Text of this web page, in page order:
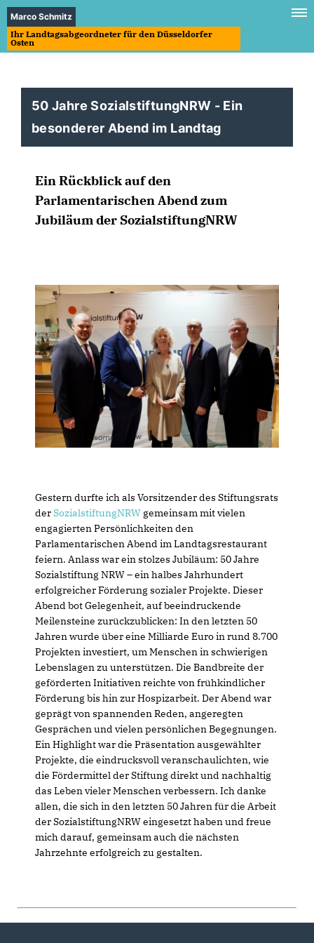
Marco Schmitz
Ihr Landtagsabgeordneter für den Düsseldorfer
Osten
50 Jahre SozialstiftungNRW - Ein
besonderer Abend im Landtag
Ein Rückblick auf den
Parlamentarischen Abend zum
Jubiläum der SozialstiftungNRW
Gestern durfte ich als Vorsitzender des Stiftungsrats
derSozialstiftungNRW gemeinsam mit vielen
engagierten Persönlichkeiten den
Parlamentarischen Abend im Landtagsrestaurant
feiern. Anlass war ein stolzes Jubiläum: 50 Jahre
Sozialstiftung NRW – ein halbes Jahrhundert
erfolgreicher Förderung sozialer Projekte. Dieser
Abend bot Gelegenheit, auf beeindruckende
Meilensteine zurückzublicken: In den letzten 50
Jahren wurde über eine Milliarde Euro in rund 8.700
Projekten investiert, um Menschen in schwierigen
Lebenslagen zu unterstützen. Die Bandbreite der
geförderten Initiativen reichte von frühkindlicher
Förderung bis hin zur Hospizarbeit. Der Abend war
geprägt von spannenden Reden, angeregten
Gesprächen und vielen persönlichen Begegnungen.
Ein Highlight war die Präsentation ausgewählter
Projekte, die eindrucksvoll veranschaulichten, wie
die Fördermittel der Stiftung direkt und nachhaltig
das Leben vieler Menschen verbessern. Ich danke
allen, die sich in den letzten 50 Jahren für die Arbeit
der SozialstiftungNRW eingesetzt haben und freue
mich darauf, gemeinsam auch die nächsten
Jahrzehnte erfolgreich zu gestalten.